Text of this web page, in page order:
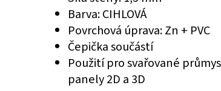
Barva: CIHLOVÁ
Povrchová úprava: Zn + PVC
Čepička součástí
Použití pro svařované
panely 2D a 3D
TZV. ,,PSANÍČKO" Š. 3600 MM V. 2000 MM